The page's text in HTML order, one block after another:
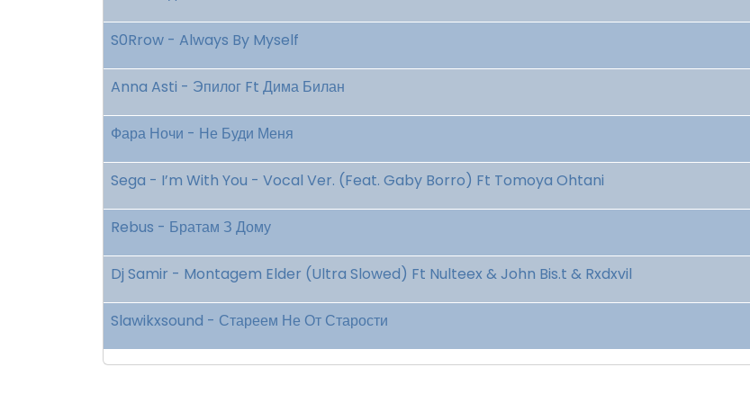
S0Rrow - Always By Myself
Anna Asti - Эпилог Ft Дима Билан
Фара Ночи - Не Буди Меня
Sega - I’m With You - Vocal Ver. (Feat. Gaby Borro) Ft Tomoya Ohtani
Rebus - Братам З Дому
Dj Samir - Montagem Elder (Ultra Slowed) Ft Nulteex & John Bis.t & Rxdxvil
Slawikxsound - Стареем Не От Старости